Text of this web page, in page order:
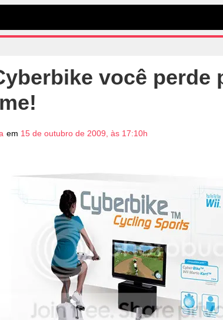
você perde
em 15 de outubro de 2009, às 17:10h